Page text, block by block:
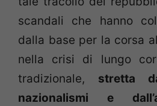
scandali che hanno
dalla base per la corsa
nella crisi di lungo
tradizionale, stretta
nazionalismi e